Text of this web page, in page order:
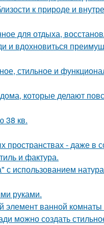
к природе и
для отдыха,
и вдохновиться
стильное и
которые делают
38 кв.
пространствах - даже в
и фактура.
использованием
руками.
элемент ванной
можно создать